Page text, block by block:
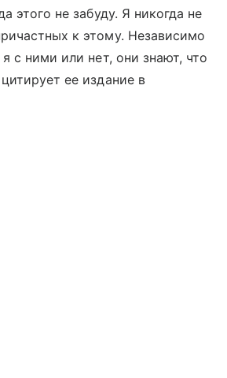
этого не забуду. Я никогда не
к этому. Независимо
с ними или нет, они знают, что
ее издание в